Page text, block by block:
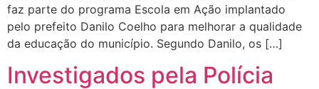
faz parte do programa Escola em Ação implantado
pelo prefeito Danilo Coelho para melhorar a qualidade
da educação do município. Segundo Danilo, os […]
Investigados pela Polícia